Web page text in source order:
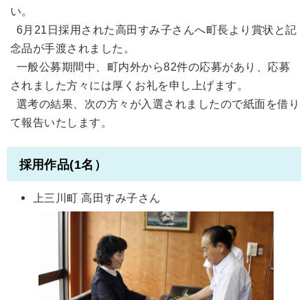
い。
6月21日採用された高田すみ子さんへ町長より賞状と記
念品が手渡されました。
一般公募期間中、町内外から82件の応募があり、応募
されました方々には厚くお礼を申し上げます。
選考の結果、次の方々が入選されましたので紙面を借り
て報告いたします。
採用作品(1名）
上三川町 高田すみ子さん